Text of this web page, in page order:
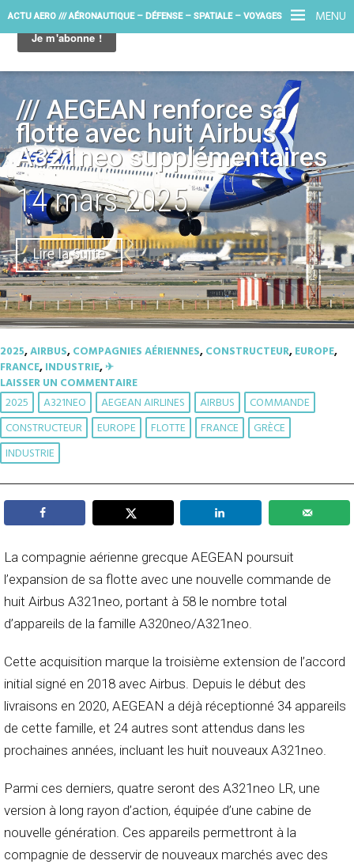
MENU
ACTU AERO /// AÉRONAUTIQUE – DÉFENSE – SPATIALE – VOYAGES
/// AEGEAN renforce sa
flotte avec huit Airbus
A321neo supplémentaires
14 mars 2025
Lire la Suite
2025,AIRBUS,COMPAGNIES AÉRIENNES,CONSTRUCTEUR,EUROPE,
FRANCE,INDUSTRIE,✈︎
LAISSER UN COMMENTAIRE
2025 A321NEO AEGEAN AIRLINES AIRBUS
COMMANDE
CONSTRUCTEUR
EUROPE FLOTTE FRANCE
GRÈCE
INDUSTRIE
La compagnie aérienne grecque AEGEAN poursuit
l’expansion de sa flotte avec une nouvelle commande de
huit Airbus A321neo, portant à 58 le nombre total
d’appareils de la famille A320neo/A321neo.
Cette acquisition marque la troisième extension de l’accord
initial signé en 2018 avec Airbus. Depuis le début des
livraisons en 2020, AEGEAN a déjà réceptionné 34 appareils
de cette famille, et 24 autres sont attendus dans les
prochaines années, incluant les huit nouveaux A321neo.
Parmi ces derniers, quatre seront des A321neo LR, une
version à long rayon d’action, équipée d’une cabine de
nouvelle génération. Ces appareils permettront à la
compagnie de desservir de nouveaux marchés avec des